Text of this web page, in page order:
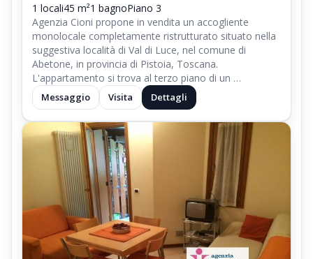
1 locali45 m²1 bagnoPiano 3
Agenzia Cioni propone in vendita un accogliente
monolocale completamente ristrutturato situato nella
suggestiva località di Val di Luce, nel comune di
Abetone, in provincia di Pistoia, Toscana.
L'appartamento si trova al terzo piano di un …
Messaggio Visita Dettagli